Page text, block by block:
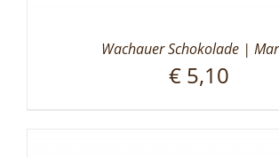
Wachauer Schokolade |
€ 5,10